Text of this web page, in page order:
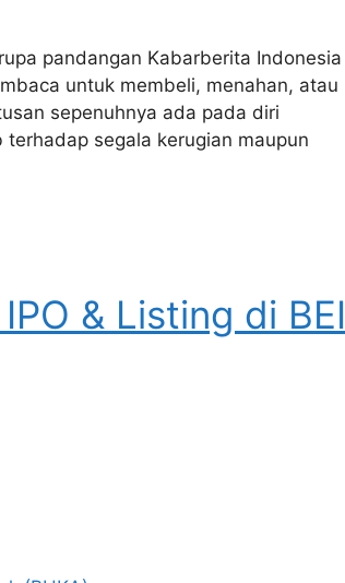
pandangan Kabarberita Indonesia
untuk membeli, menahan, atau
sepenuhnya ada pada diri
segala kerugian maupun
& Listing di BEI